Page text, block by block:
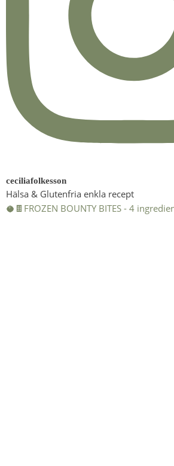
ceciliafolkesson
Hälsa & Glutenfria enkla recept
🥥🍫FROZEN BOUNTY BITES - 4